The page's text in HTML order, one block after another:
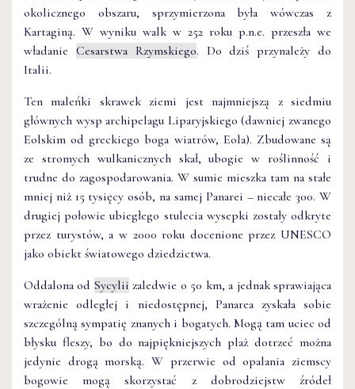
okolicznego obszaru, sprzymierzona była wówczas z
Kartaginą. W wyniku walk w 252 roku p.n.e. przeszła we
władanie Cesarstwa Rzymskiego. Do dziś przynależy do
Italii.
Ten maleńki skrawek ziemi jest najmniejszą z siedmiu
głównych wysp archipelagu Liparyjskiego (dawniej zwanego
Eolskim od greckiego boga wiatrów, Eola). Zbudowane są
ze stromych wulkanicznych skał, ubogie w roślinność i
trudne do zagospodarowania. W sumie mieszka tam na stałe
mniej niż 15 tysięcy osób, na samej Panarei – niecałe 300. W
drugiej połowie ubiegłego stulecia wysepki zostały odkryte
przez turystów, a w 2000 roku docenione przez UNESCO
jako obiekt światowego dziedzictwa.
Oddalona od Sycylii zaledwie o 50 km, a jednak sprawiająca
wrażenie odległej i niedostępnej, Panarea zyskała sobie
szczególną sympatię znanych i bogatych. Mogą tam uciec od
błysku fleszy, bo do najpiękniejszych plaż dotrzeć można
jedynie drogą morską. W przerwie od opalania ziemscy
bogowie mogą skorzystać z dobrodziejstw źródeł